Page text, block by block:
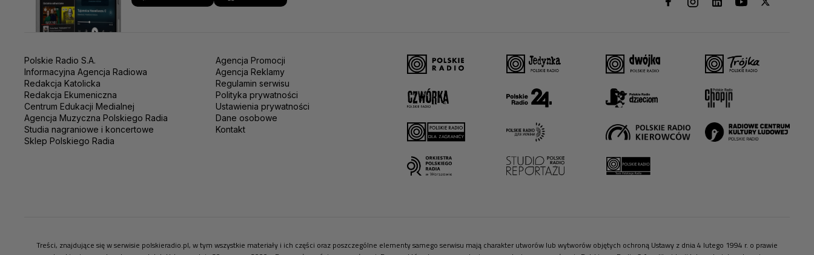
Polskie Radio S.A.
Informacyjna Agencja Radiowa
Redakcja Katolicka
Redakcja Ekumeniczna
Centrum Edukacji Medialnej
Agencja Muzyczna Polskiego Radia
Studia nagraniowe i koncertowe
Sklep Polskiego Radia
Agencja Promocji
Agencja Reklamy
Regulamin serwisu
Polityka prywatności
Ustawienia prywatności
Dane osobowe
Kontakt
Treści, znajdujące się w serwisie polskieradio.pl, w tym wszystkie materiały i ich części oraz poszczególne elementy samego serwisu mają charakter utworów lub wytworów objętych ochroną Ustawy z dnia 4 lutego 1994 r. o prawie